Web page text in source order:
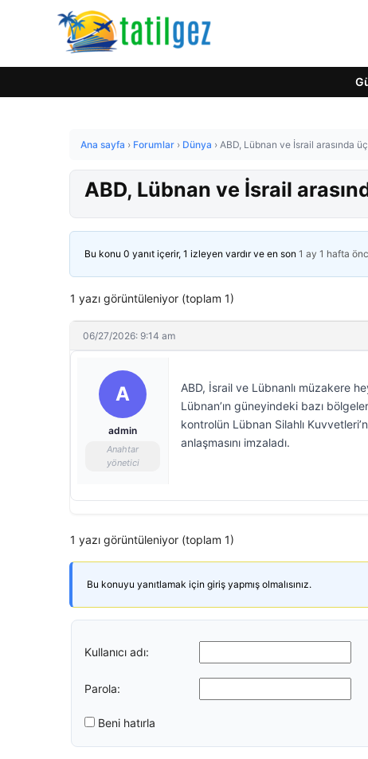
Ana sayfa › Forumlar › Dünya › ABD, Lübnan ve İsrail arasında
ABD, Lübnan ve İsrail
Bu konu 0 yanıt içerir, 1 izleyen vardır ve en son 1 ay 1 hafta
1 yazı görüntüleniyor (toplam 1)
06/27/2026: 9:14 am
A
admin
Anahtar
yönetici
ABD, İsrail ve Lübnanlı müzakere
Lübnan’ın güneyindeki bazı
kontrolün Lübnan Silahlı
anlaşmasını imzaladı.
1 yazı görüntüleniyor (toplam 1)
Bu konuyu yanıtlamak için giriş yapmış olmalısınız.
Kullanıcı adı:
Parola:
Beni hatırla